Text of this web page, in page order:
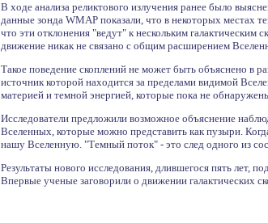
В ходе анализа реликтового излучения ранее было
данные зонда WMAP показали, что в некоторых местах
что эти отклонения "ведут" к нескольким галактическим
движение никак не связано с общим расширением
Такое поведение скоплений не может быть объяснено в
источник которой находится за пределами видимой
материей и темной энергией, которые пока не
Исследователи предложили возможное объяснение
Вселенных, которые можно представить как пузыри.
нашу Вселенную. "Темный поток" - это след одного из
Результаты нового исследования, длившегося пять лет,
Впервые ученые заговорили о движении галактических